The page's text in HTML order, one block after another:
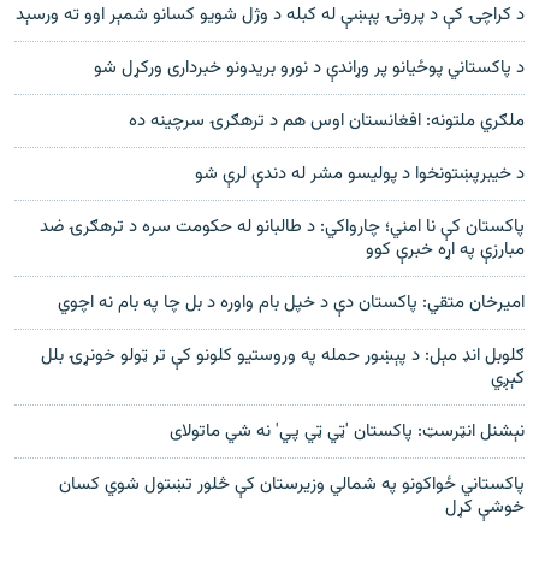
د کراچۍ کې د پرونۍ پېښې له کبله د وژل شویو کسانو شمېر اوو ته ورسېد
د پاکستاني پوځیانو پر وړاندې د نورو بریدونو خبرداری ورکړل شو
ملګري ملتونه: افغانستان اوس هم د ترهګرۍ سرچينه ده
د خیبرپښتونخوا د پولیسو مشر له دندې لرې شو
پاکستان کې نا امني؛ چارواکي: د طالبانو له حکومت سره د ترهګرۍ ضد
مبارزې په اړه خبرې کوو
امیرخان متقي: پاکستان دې د خپل بام واوره د بل چا په بام نه اچوي
ګلوبل انډ مېل: د پېښور حمله په وروستیو کلونو کې تر ټولو خونړۍ بلل
کېږي
نېشنل انټرسټ: پاکستان 'ټي ټي پي' نه شي ماتولای
پاکستاني ځواکونو په شمالي وزیرستان کې څلور تښتول شوي کسان
خوشې کړل